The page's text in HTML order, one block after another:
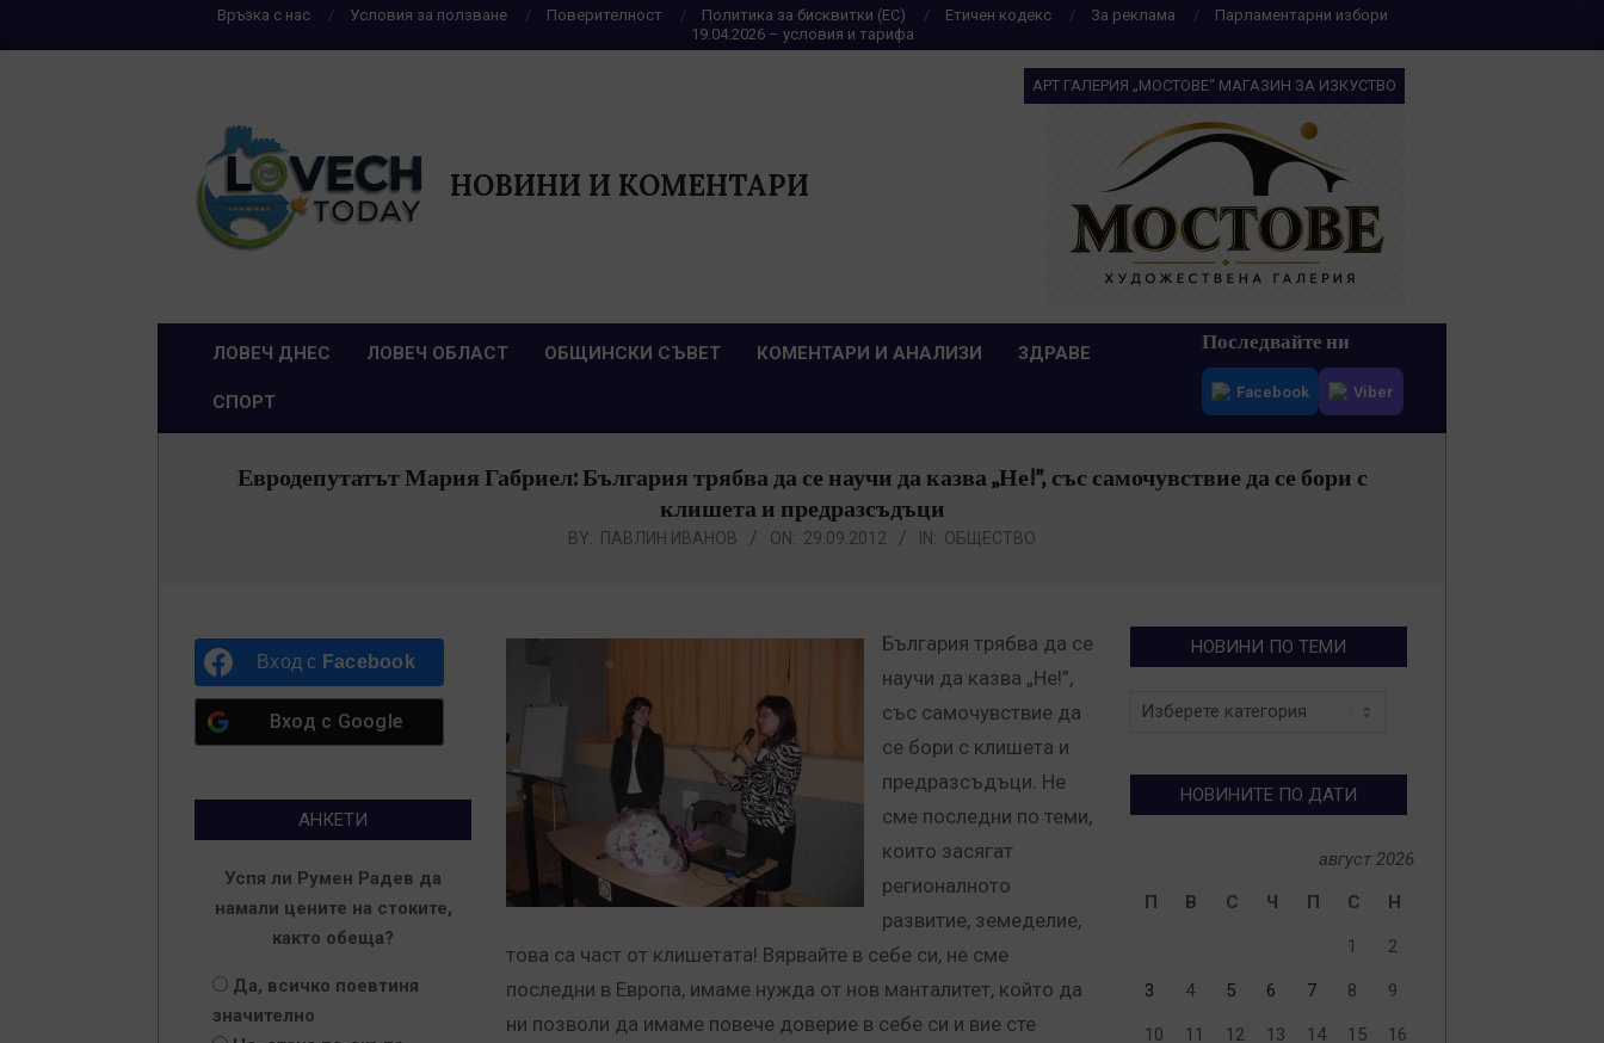
Връзка с нас Условия за ползване Поверителност Политика за бисквитки (ЕС) Етичен кодекс За реклама
Парламентарни избори
19.04.2026 – условия и тарифа
НОВИНИ И КОМЕНТАРИ
АРТ ГАЛЕРИЯ „МОСТОВЕ“ МАГАЗИН ЗА ИЗКУСТВО
Primary
ЛОВЕЧ ДНЕС ЛОВЕЧ ОБЛАСТ ОБЩИНСКИ СЪВЕТ КОМЕНТАРИ И АНАЛИЗИ ЗДРАВЕ
СПОРТ
Последвайте ни
Facebook Viber
Евродепутатът Мария Габриел: България трябва да се научи да казва „Не!”, със самочувствие да се бори с
клишета и предразсъдъци
BY: ПАВЛИН ИВАНОВ ON: 29.09.2012 IN: ОБЩЕСТВО
България трябва да се
научи да казва „Не!”,
със самочувствие да
се бори с клишета и
предразсъдъци. Не
сме последни по теми,
които засягат
регионалното
развитие, земеделие,
това са част от клишетата! Вярвайте в себе си, не сме
последни в Европа, имаме нужда от нов манталитет, който да
ни позволи да имаме повече доверие в себе си и вие сте
Вход с Facebook
Вход с Google
АНКЕТИ
Успя ли Румен Радев да
намали цените на стоките,
както обеща?
Да, всичко поевтиня
значително
НОВИНИ ПО ТЕМИ
Новини
НОВИНИТЕ ПО ДАТИ
август 2026
П
В С Ч П С Н
1 2
3 4 5 6 7 8 9
10 11 12 13 14 15 16